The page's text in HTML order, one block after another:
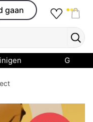
gaan